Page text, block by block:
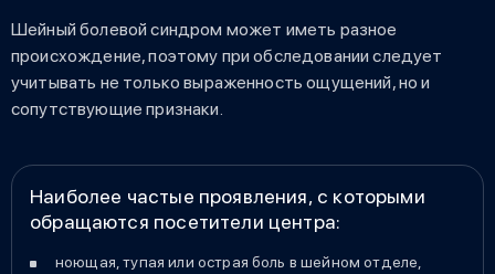
Шейный болевой синдром может иметь разное
происхождение, поэтому при обследовании следует
учитывать не только выраженность ощущений, но и
сопутствующие признаки.
Наиболее частые проявления, с которыми
обращаются посетители центра:
ноющая, тупая или острая боль в шейном отделе,